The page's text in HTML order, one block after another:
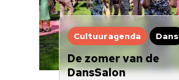
Cultuuragenda Dans
De zomer van de
DansSalon